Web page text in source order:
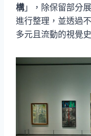
構」，除保留部分
進行整理，並透過
多元且流動的視覺